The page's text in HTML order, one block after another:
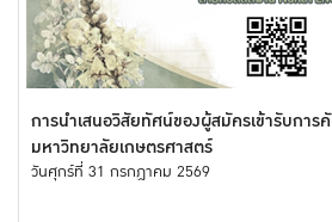
การนำเสนอวิสัยทัศน์ของผู้สมัครเข้ารับการ
มหาวิทยาลัยเกษตรศาสตร์
วันศุกร์ที่ 31 กรกฎาคม 2569